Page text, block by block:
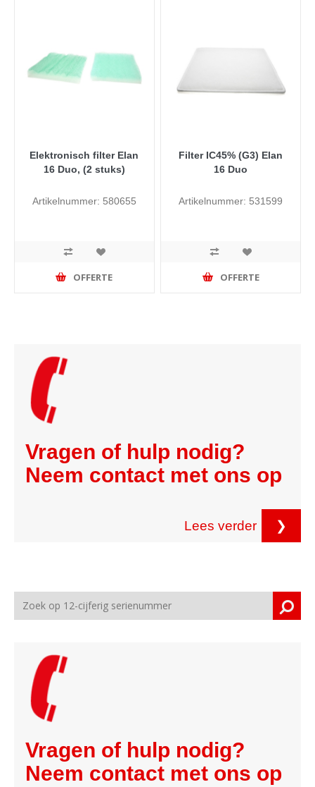
Elektronisch filter Elan
16 Duo, (2 stuks)
Artikelnummer: 580655
OFFERTE
Filter IC45% (G3) Elan
16 Duo
Artikelnummer: 531599
OFFERTE
Vragen of hulp nodig?
Neem contact met ons op
Lees verder ❯
Vragen of hulp nodig?
Neem contact met ons op